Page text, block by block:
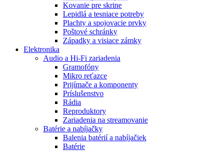
Kovanie pre skrine
Lepidlá a tesniace potreby
Plachty a spojovacie prvky
Poštové schránky
Západky a visiace zámky
Elektronika
Audio a Hi-Fi zariadenia
Gramofóny
Mikro reťazce
Prijímače a komponenty
Príslušenstvo
Rádia
Reproduktory
Zariadenia na streamovanie
Batérie a nabíjačky
Balenia batérií a nabíjačiek
Batérie